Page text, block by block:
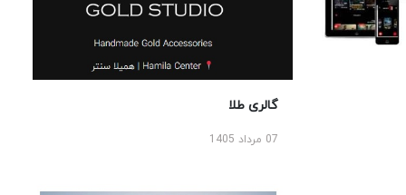
گالری طلا
07 مرداد 1405